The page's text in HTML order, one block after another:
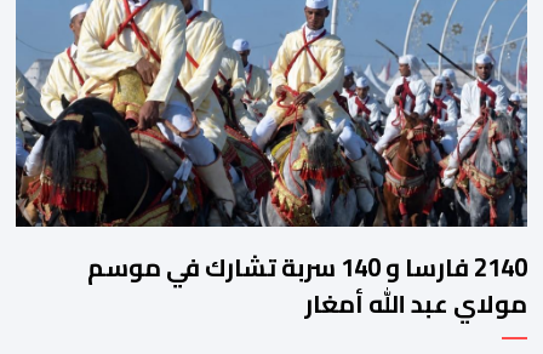
2140 فارسا و 140 سربة تشارك في موسم
مولاي عبد الله أمغار